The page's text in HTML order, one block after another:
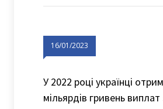
16/01/2023
У 2022 році українці
мільярдів гривень виплат